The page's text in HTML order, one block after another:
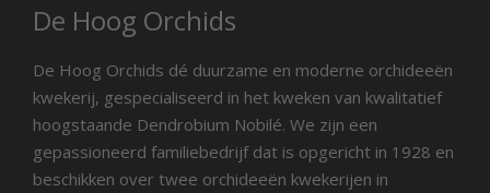
De Hoog Orchids
De Hoog Orchids dé duurzame en moderne orchideeën
kwekerij, gespecialiseerd in het kweken van kwalitatief
hoogstaande Dendrobium Nobilé. We zijn een
gepassioneerd familiebedrijf dat is opgericht in 1928 en
beschikken over twee orchideeën kwekerijen in